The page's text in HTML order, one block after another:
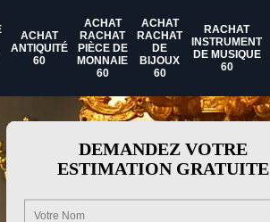
ACHAT
ANTIQUITÉ
60
ACHAT
RACHAT
PIÈCE DE
MONNAIE
60
ACHAT
RACHAT
DE
BIJOUX
60
RACHAT
INSTRUMENT
DE MUSIQUE
60
DEMANDEZ VOTRE
ESTIMATION GRATUITE